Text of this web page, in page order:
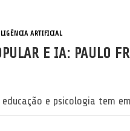
ARTIFICIAL
E IA: PAULO
educação e psicologia tem